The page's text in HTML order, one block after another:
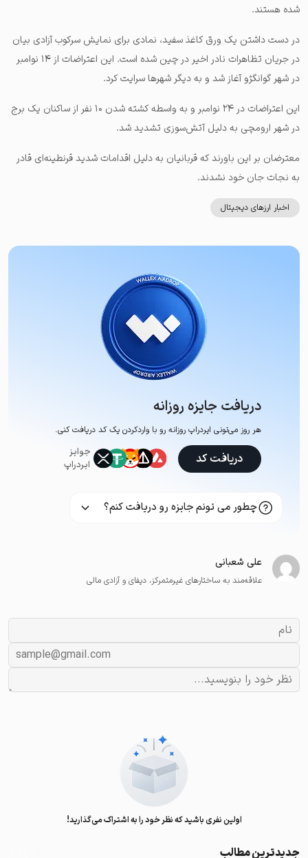
شده هستند.
در دست داشتن یک ورق کاغذ سفید، نمادی برای نمایش سرکوب آزادی بیان
در جریان تظاهرات نادر اخیر در چین شده است. این اعتراضات از ۱۴ نوامبر
در شهر گوانگژو آغاز شد و به دیگر شهرها سرایت کرد.
این اعتراضات در ۲۴ نوامبر و به واسطه کشته شدن ۱۰ نفر از ساکنان یک برج
در شهر ارومچی به دلیل آتش‌سوزی تشدید شد.
معترضان بر این باورند که قربانیان به دلیل اقدامات شدید قرنطینه‌ای قادر
به نجات جان خود نشدند.
اخبار ارزهای دیجیتال
دریافت جایزه روزانه
هر روز می‌تونی ایردراپ روزانه رو با وارد‌کردن یک کد دریافت کنی.
جوایز
ایردراپ
دریافت کد
چطور می تونم جایزه رو دریافت کنم؟
علی شعبانی
علاقه‌مند به ساختارهای غیرمتمرکز، دیفای و آزادی مالی
اولین نفری باشید که نظر خود را به اشتراک می‌گذارید!
جدیدترین مطالب